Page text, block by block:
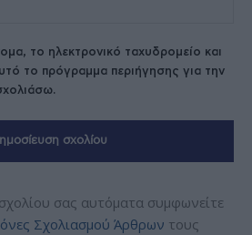
το ηλεκτρονικό ταχυδρομείο και
το πρόγραμμα περιήγησης για την
σας αυτόματα συμφωνείτε
Σχολιασμού Άρθρων τους